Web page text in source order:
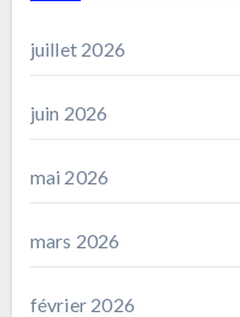
juillet 2026
juin 2026
mai 2026
mars 2026
février 2026